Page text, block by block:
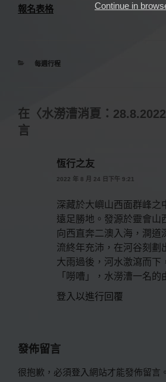
報名表格
分
每週行程
在〈水澇漕消夏：
言
恆行之友
2022 年 8 月 24 日下午 9:21
深藏於大嶼山西面群峰之
遠足勝地。發源於靈會山
向西直奔二澳入海，澗道
流終年充沛，在河谷刻劃
大雨過後，河水激瀉而下
「嘮嘈」，水澇漕一名的
登入以進行回覆
發佈留言
很抱歉，必須登入 網站才能發佈留言。
Continue in